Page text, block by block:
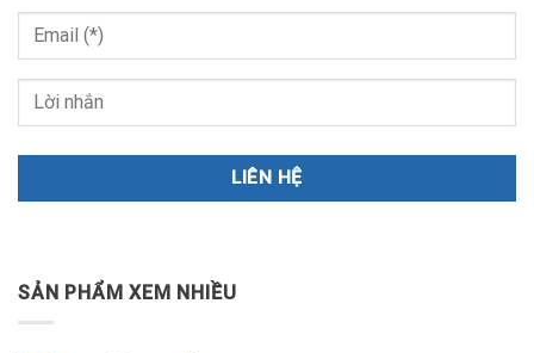
SẢN PHẨM XEM NHIỀU